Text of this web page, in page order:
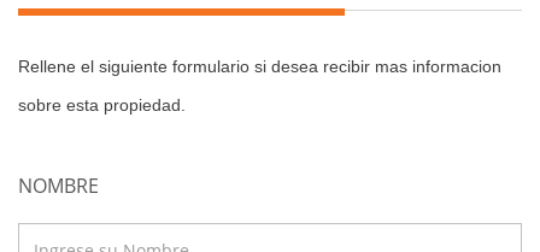
Rellene el siguiente formulario si desea recibir mas informacion
sobre esta propiedad.
NOMBRE